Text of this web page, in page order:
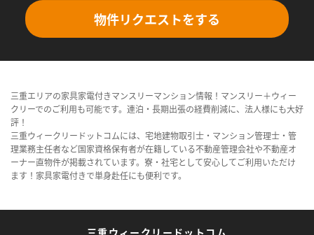
物件リクエストをする
三重エリアの家具家電付きマンスリーマンション情報！マンスリー＋ウィー
クリーでのご利用も可能です。連泊・長期出張の経費削減に、法人様にも大好
評！
三重ウィークリードットコムには、宅地建物取引士・マンション管理士・管
理業務主任者など国家資格保有者が在籍している不動産管理会社や不動産オ
ーナー直物件が掲載されています。寮・社宅として安心してご利用いただけ
ます！家具家電付きで単身赴任にも便利です。